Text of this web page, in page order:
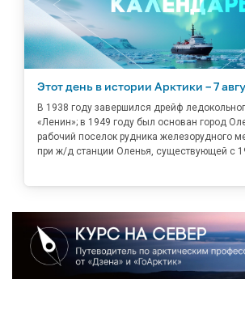
Этот день в истории Арктики – 7
В 1938 году завершился дрейф
«Ленин»; в 1949 году был основан город
рабочий поселок рудника железорудного
при ж/д станции Оленья, существующей с